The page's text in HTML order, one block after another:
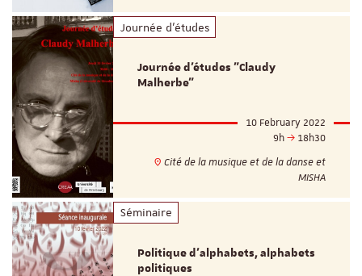
Journée d'études
Journée d'études "Claudy
Malherbe"
10 February 2022
9h
18h30
Cité de la musique et de la danse et
MISHA
Séminaire
Politique d’alphabets, alphabets
politiques